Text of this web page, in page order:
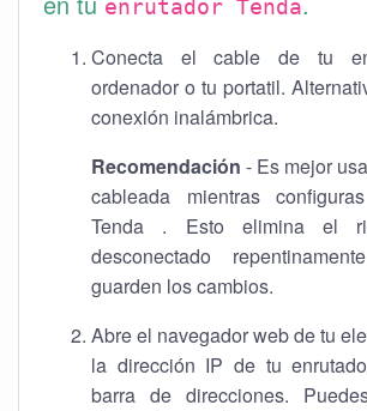
enrutador Tenda
Conecta el cable de tu
ordenador o tu portatil.
conexión inalámbrica.
Recomendación - Es mejor
cableada mientras
Tenda . Esto elimina el
desconectado
guarden los cambios.
Abre el navegador web de tu
la dirección IP de tu
barra de direcciones.